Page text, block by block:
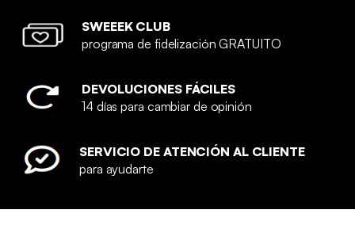
SWEEEK CLUB
programa de fidelización GRATUITO
DEVOLUCIONES FÁCILES
14 días para cambiar de opinión
SERVICIO DE ATENCIÓN AL CLIENTE
para ayudarte